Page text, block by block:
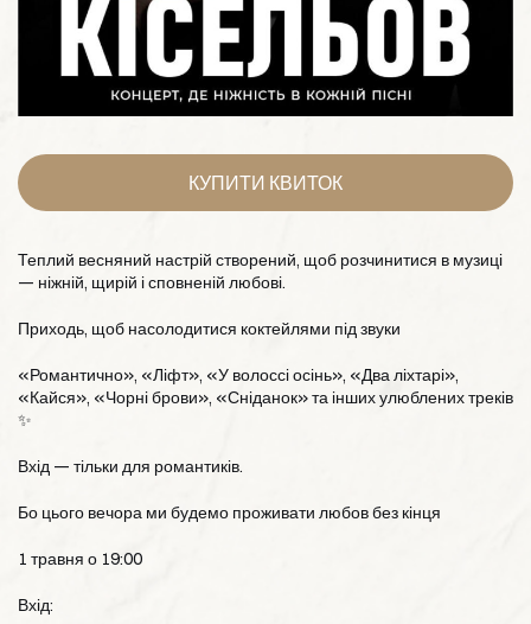
КУПИТИ КВИТОК
Теплий весняний настрій створений, щоб розчинитися в музиці
— ніжній, щирій і сповненій любові.
Приходь, щоб насолодитися коктейлями під звуки
«Романтично», «Ліфт», «У волоссі осінь», «Два ліхтарі»,
«Кайся», «Чорні брови», «Сніданок» та інших улюблених треків
✨
Вхід — тільки для романтиків.
Бо цього вечора ми будемо проживати любов без кінця
1 травня о 19:00
Вхід: